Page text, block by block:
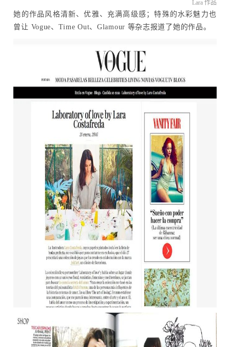
Lara 作品
她的作品风格清新、优雅、充满高级感；特殊的水彩魅力也
曾让 Vogue、Time Out、Glamour 等杂志报道了她的作品。